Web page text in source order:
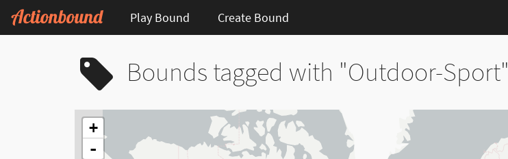
Play Bound Create Bound
Bounds tagged with "Outdoor-Sport"
+
-